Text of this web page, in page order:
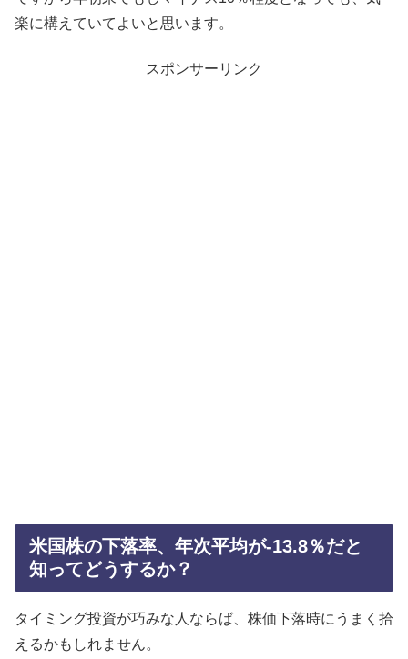
楽に構えていてよいと思います。
スポンサーリンク
米国株の下落率、年次平均が-13.8％だと
知ってどうするか？
タイミング投資が巧みな人ならば、株価下落時にうまく拾
えるかもしれません。